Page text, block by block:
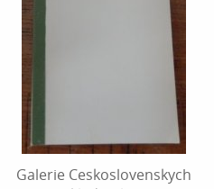
Galerie Ceskoslovenskych